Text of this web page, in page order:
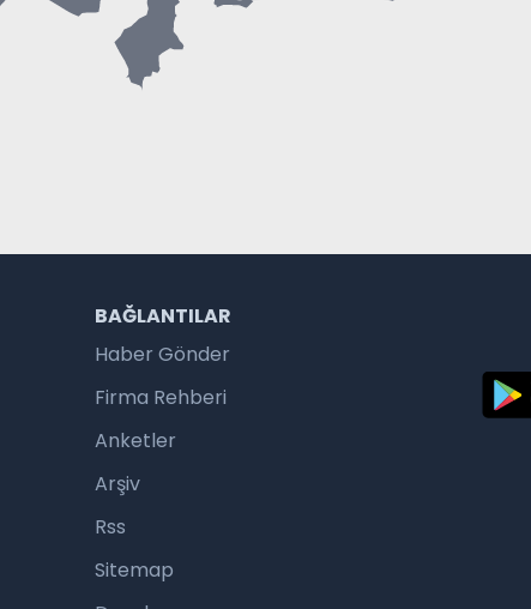
BAĞLANTILAR
Haber Gönder
Firma Rehberi
Anketler
Arşiv
Rss
Sitemap